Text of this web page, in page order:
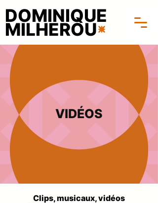
DOMINIQUE
MILHEROU
VIDÉOS
Clips, musicaux, vidéos